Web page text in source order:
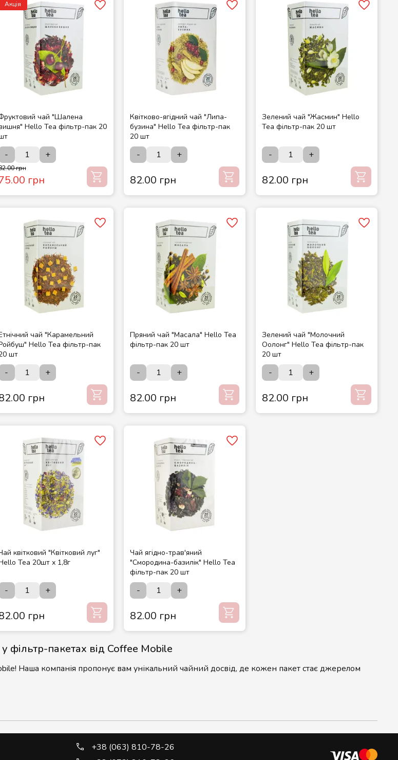
Акція
чай "Шалена
Hello Tea фільтр-пак 20
- +
грн
грн
Квітково-ягідний чай "Липа-
бузина" Hello Tea фільтр-пак
20 шт
- +
82.00 грн
Зелений чай "Жасмин" Hello
Tea фільтр-пак 20 шт
- +
82.00 грн
чай "Карамельний
Hello Tea фільтр-пак
шт
- +
грн
Пряний чай "Масала" Hello Tea
фільтр-пак 20 шт
- +
82.00 грн
Зелений чай "Молочний
Оолонг" Hello Tea фільтр-пак
20 шт
- +
82.00 грн
квітковий "Квітковий луг"
Tea 20шт х 1,8г
- +
грн
Чай ягідно-трав'яний
"Смородина-базилік" Hello Tea
фільтр-пак 20 шт
- +
82.00 грн
фільтр-пакетах від Coffee Mobile
! Наша компанія пропонує вам унікальний чайний досвід, де кожен пакет стає джерелом
вашого закладу.
+38 (063) 810-78-26